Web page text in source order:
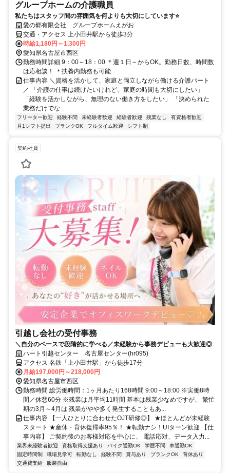
グループホームの介護職員
私たちはスタッフ間の雰囲気を何よりも大切にしています⭐
愛の郷有限会社 グループホームえがお
交通・アクセス 上小田井駅から徒歩3分
時給1,180円～1,300円
愛知県名古屋市西区
勤務時間詳細 9：00～18：00 ＊週１日～からOK。勤務日数、時間数
は応相談！ ＊扶養内勤務も可能
仕事内容 ＼資格を活かして、家庭と両立しながら働ける介護パート
／ 「介護の仕事は続けたいけれど、家庭の時間も大切にしたい」
「経験を活かしながら、無理のない働き方をしたい」 「決められた
業務だけでな...
フリーター歓迎 経験不問 未経験者歓迎 経験者歓迎 残業なし
有資格者歓迎
月1シフト提出
ブランクOK フルタイム歓迎 シフト制
契約社員
引越し会社の受付事務
＼自分のペースで段階的に学べる／未経験から事務デビューも大歓迎◎
ハート引越センター 名古屋センター(hr095)
アクセス 名鉄「上小田井駅」から徒歩17分
月給197,000円～218,000円
愛知県名古屋市西区
勤務時間 総労働時間：1ヶ月あたり168時間 9:00～18:00 ※実働8時
間／休憩60分 ※残業は月平均11時間 基本は残業少なめですが、 繁忙
期の3月～4月は 残業がやや多く発生することもあ...
仕事内容 【一人ひとりに合わせたOJT研修◎】 ★ほとんどが未経験
スタート ★産休・育休復帰率95％！ ★転勤ナシ！UIターン歓迎 【仕
事内容】 ご契約後のお客様対応を中心に、 電話応対、データ入力...
業界未経験者歓迎 資格取得支援あり バイク通勤OK 学歴不問
車通勤OK
固定時間制
職場見学可 転勤なし 経験不問 賞与あり ブランクOK
育休あり
交通費支給
服装自由